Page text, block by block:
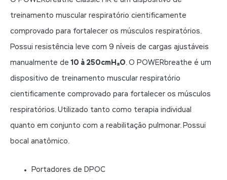
treinamento muscular respiratório cientificamente
comprovado para fortalecer os músculos respiratórios.
Possui resistência leve com 9 níveis de cargas ajustáveis
manualmente de10 à 250cm H₂O. O POWERbreathe é um
dispositivo de treinamento muscular respiratório
cientificamente comprovado para fortalecer os músculos
respiratórios. Utilizado tanto como terapia individual
quanto em conjunto com a reabilitação pulmonar. Possui
bocal anatômico.
Portadores de DPOC